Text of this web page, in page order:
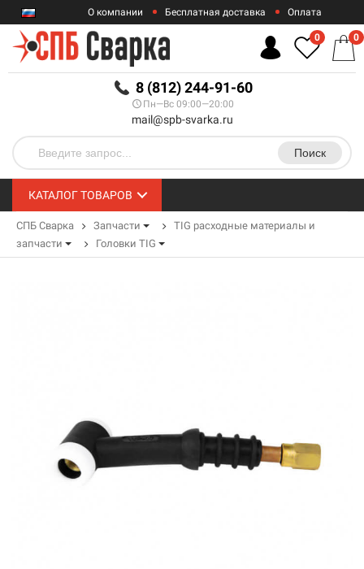
RUB
О компании Бесплатная доставка Оплата
Гарантии
8 (812) 244-91-60
Пн—Вс 09:00—20:00
mail@spb-svarka.ru
Поиск
0 0
КАТАЛОГ ТОВАРОВ
СПБ Сварка Запчасти
TIG расходные материалы и
запчасти
Головки TIG